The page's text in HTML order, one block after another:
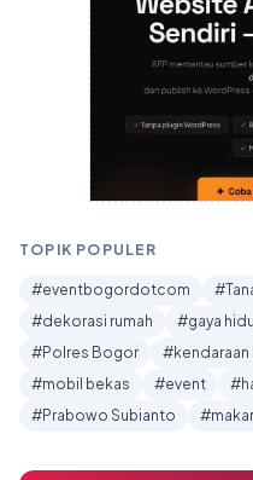
TOPIK POPULER
#eventbogordotcom
#dekorasi rumah
#gaya
#Polres Bogor
#kendaraan
#mobil bekas
#event
#Prabowo Subianto